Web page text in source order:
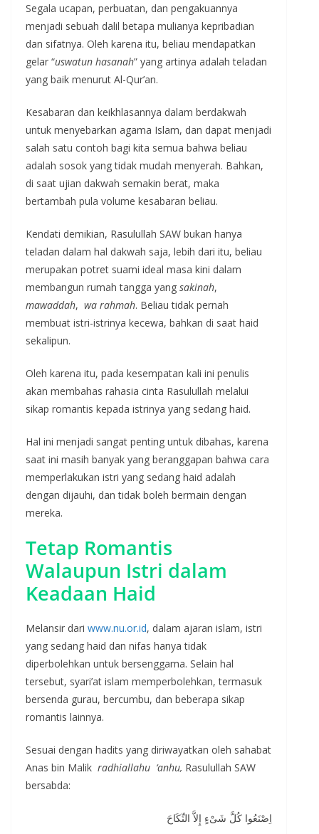
Segala ucapan, perbuatan, dan pengakuannya
menjadi sebuah dalil betapa mulianya kepribadian
dan sifatnya. Oleh karena itu, beliau mendapatkan
gelar “uswatun hasanah” yang artinya adalah teladan
yang baik menurut Al-Qur’an.
Kesabaran dan keikhlasannya dalam berdakwah
untuk menyebarkan agama Islam, dan dapat menjadi
salah satu contoh bagi kita semua bahwa beliau
adalah sosok yang tidak mudah menyerah. Bahkan,
di saat ujian dakwah semakin berat, maka
bertambah pula volume kesabaran beliau.
Kendati demikian, Rasulullah SAW bukan hanya
teladan dalam hal dakwah saja, lebih dari itu, beliau
merupakan potret suami ideal masa kini dalam
membangun rumah tangga yang sakinah,
mawaddah, wa rahmah. Beliau tidak pernah
membuat istri-istrinya kecewa, bahkan di saat haid
sekalipun.
Oleh karena itu, pada kesempatan kali ini penulis
akan membahas rahasia cinta Rasulullah melalui
sikap romantis kepada istrinya yang sedang haid.
Hal ini menjadi sangat penting untuk dibahas, karena
saat ini masih banyak yang beranggapan bahwa cara
memperlakukan istri yang sedang haid adalah
dengan dijauhi, dan tidak boleh bermain dengan
mereka.
Tetap Romantis
Walaupun Istri dalam
Keadaan Haid
Melansir dari www.nu.or.id, dalam ajaran islam, istri
yang sedang haid dan nifas hanya tidak
diperbolehkan untuk bersenggama. Selain hal
tersebut, syari’at islam memperbolehkan, termasuk
bersenda gurau, bercumbu, dan beberapa sikap
romantis lainnya.
Sesuai dengan hadits yang diriwayatkan oleh sahabat
Anas bin Malik radhiallahu ‘anhu, Rasulullah SAW
bersabda:
اِصْنَعُوا كُلَّ شَىْءٍ إِلاَّ النِّكَاحَ